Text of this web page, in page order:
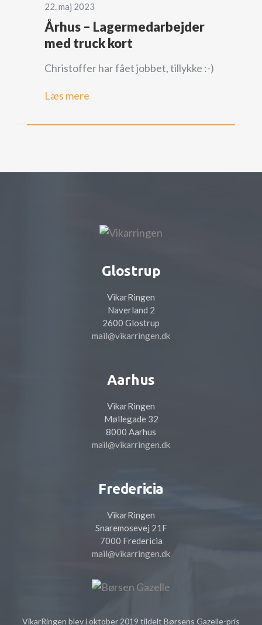
22. maj 2023
Århus – Lagermedarbejder
med truck kort
Christoffer har fået jobbet, tillykke :-)
Læs mere
Glostrup
VikarRingen
Naverland 2
2600 Glostrup
mail@vikarringen.dk
Aarhus
VikarRingen
Møllegade 32
8000 Aarhus
mail@vikarringen.dk
Fredericia
VikarRingen
Snaremosevej 21F
7000 Fredericia
mail@vikarringen.dk
VikarRingen blev i oktober 2019 tildelt Børsens Gazelle-pris